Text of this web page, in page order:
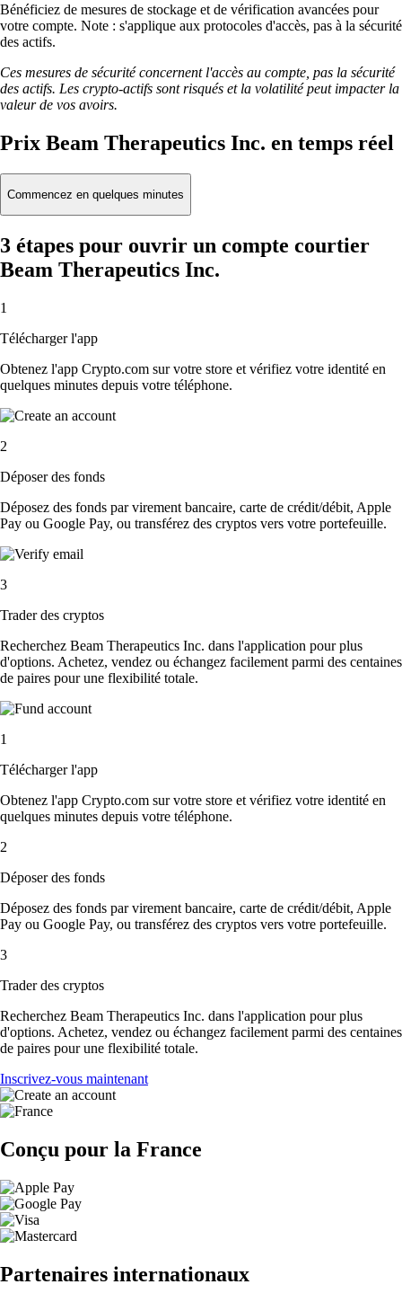
Bénéficiez de mesures de stockage et de vérification avancées pour
votre compte. Note : s'applique aux protocoles d'accès, pas à la sécurité
des actifs.
Ces mesures de sécurité concernent l'accès au compte, pas la sécurité
des actifs. Les crypto-actifs sont risqués et la volatilité peut impacter la
valeur de vos avoirs.
Prix Beam Therapeutics Inc. en temps réel
Commencez en quelques minutes
3 étapes pour ouvrir un compte courtier
Beam Therapeutics Inc.
1
Télécharger l'app
Obtenez l'app Crypto.com sur votre store et vérifiez votre identité en
quelques minutes depuis votre téléphone.
2
Déposer des fonds
Déposez des fonds par virement bancaire, carte de crédit/débit, Apple
Pay ou Google Pay, ou transférez des cryptos vers votre portefeuille.
3
Trader des cryptos
Recherchez Beam Therapeutics Inc. dans l'application pour plus
d'options. Achetez, vendez ou échangez facilement parmi des centaines
de paires pour une flexibilité totale.
1
Télécharger l'app
Obtenez l'app Crypto.com sur votre store et vérifiez votre identité en
quelques minutes depuis votre téléphone.
2
Déposer des fonds
Déposez des fonds par virement bancaire, carte de crédit/débit, Apple
Pay ou Google Pay, ou transférez des cryptos vers votre portefeuille.
3
Trader des cryptos
Recherchez Beam Therapeutics Inc. dans l'application pour plus
d'options. Achetez, vendez ou échangez facilement parmi des centaines
de paires pour une flexibilité totale.
Inscrivez-vous maintenant
Conçu pour la France
Partenaires internationaux